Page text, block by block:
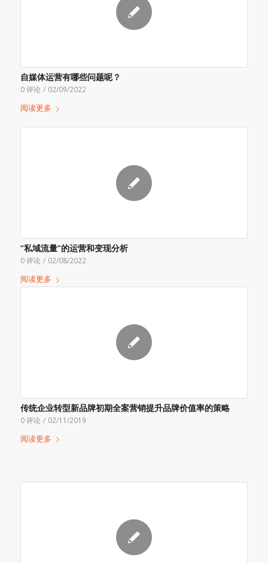
自媒体运营有哪些问题呢？
0 评论 / 02/09/2022
阅读更多
“私域流量”的运营和变现分析
0 评论 / 02/08/2022
阅读更多
传统企业转型新品牌初期全案营销提升品牌价值率的策略
0 评论 / 02/11/2019
阅读更多